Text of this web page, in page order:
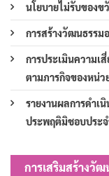
นโยบายไม่รับของข
การสร้างวัฒนธรรม
การประเมินความเ
ตามภารกิจของหน่ว
รายงานผลการดำเ
ประพฤติมิชอบประ
การเสริมสร้างวั